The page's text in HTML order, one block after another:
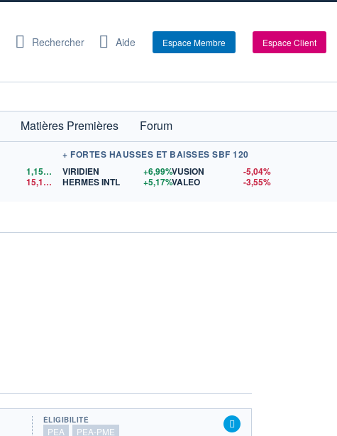
Rechercher Aide Espace Membre Espace Client
Matières Premières
Forum
1,1524
$US
15,15$US
+ FORTES HAUSSES ET BAISSES SBF 120
VIRIDIEN
+6,99%
HERMES INTL
+5,17%
VUSION
-5,04%
VALEO
-3,55%
ÉLIGIBILITÉ
PEA
PEA-PME